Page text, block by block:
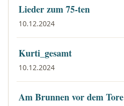
Lieder zum 75-ten
10.12.2024
Kurti_gesamt
10.12.2024
Am Brunnen vor dem Tore